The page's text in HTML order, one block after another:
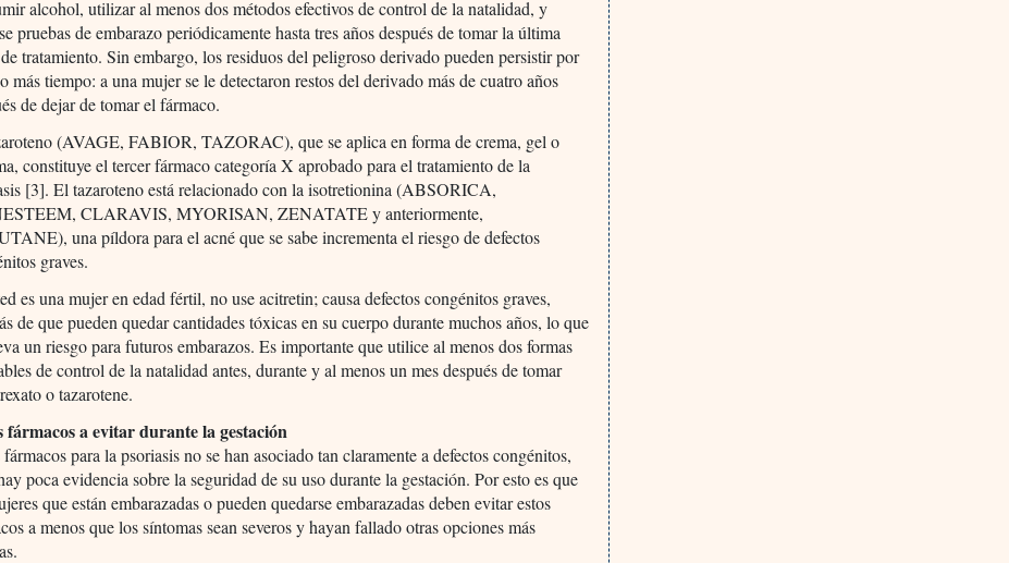
alcohol, utilizar al menos dos métodos efectivos de control de la natalidad, y
pruebas de embarazo periódicamente hasta tres años después de tomar la última
tratamiento. Sin embargo, los residuos del peligroso derivado pueden persistir por
más tiempo: a una mujer se le detectaron restos del derivado más de cuatro años
de dejar de tomar el fármaco.
(AVAGE, FABIOR, TAZORAC), que se aplica en forma de crema, gel o
constituye el tercer fármaco categoría X aprobado para el tratamiento de la
[3]. El tazaroteno está relacionado con la isotretionina (ABSORICA,
CLARAVIS, MYORISAN, ZENATATE y anteriormente,
una píldora para el acné que se sabe incrementa el riesgo de defectos
graves.
es una mujer en edad fértil, no use acitretin; causa defectos congénitos graves,
de que pueden quedar cantidades tóxicas en su cuerpo durante muchos años, lo que
un riesgo para futuros embarazos. Es importante que utilice al menos dos formas
de control de la natalidad antes, durante y al menos un mes después de tomar
o tazarotene.
fármacos a evitar durante la gestación
para la psoriasis no se han asociado tan claramente a defectos congénitos,
poca evidencia sobre la seguridad de su uso durante la gestación. Por esto es que
que están embarazadas o pueden quedarse embarazadas deben evitar estos
a menos que los síntomas sean severos y hayan fallado otras opciones más